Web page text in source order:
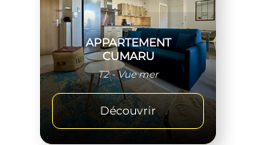
APPARTEMENT
CUMARU
T2 - Vue mer
Découvrir